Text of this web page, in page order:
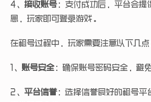
4、 接收账号：支付成功后，平台会提
息，玩家即可登录游戏。
在租号过程中，玩家需要注意以下几点
1、 账号安全 ：确保账号密码安全，避
2、 平台信誉：选择信誉良好的租号平